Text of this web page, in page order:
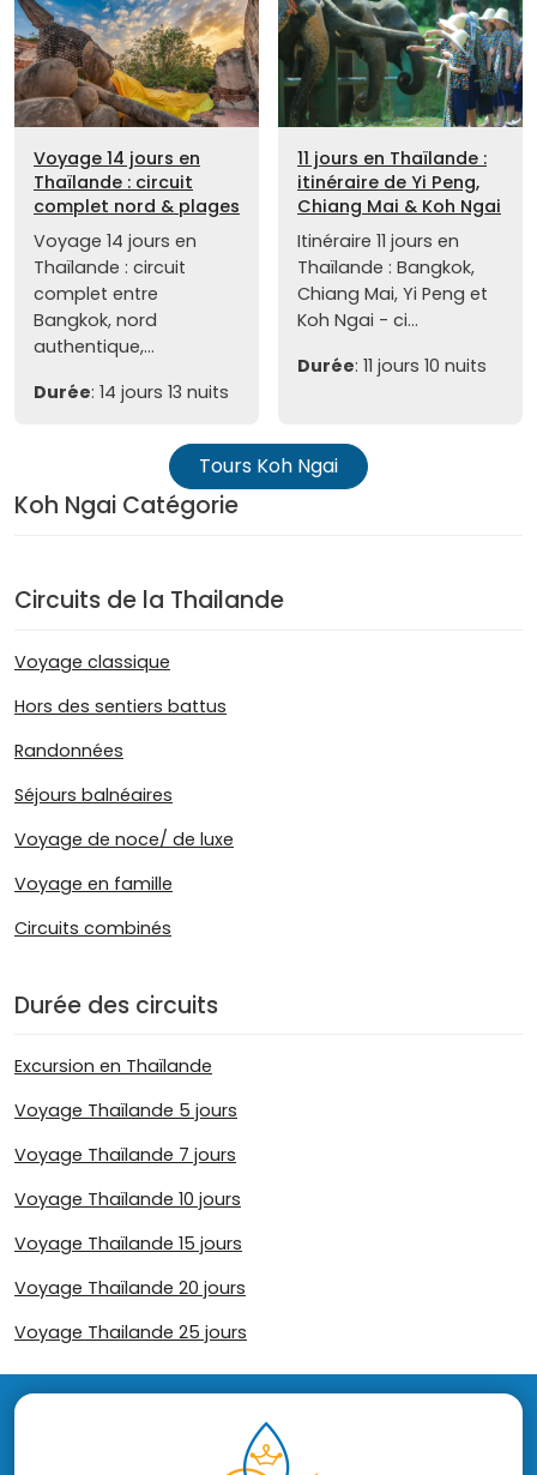
Voyage 14 jours en
Thaïlande : circuit
complet nord & plages
Voyage 14 jours en
Thaïlande : circuit
complet entre
Bangkok, nord
authentique,...
Durée: 14 jours 13 nuits
11 jours en Thaïlande :
itinéraire de Yi Peng,
Chiang Mai & Koh Ngai
Itinéraire 11 jours en
Thaïlande : Bangkok,
Chiang Mai, Yi Peng et
Koh Ngai - ci...
Durée: 11 jours 10 nuits
Tours Koh Ngai
Koh Ngai Catégorie
Circuits de la Thailande
Voyage classique
Hors des sentiers battus
Randonnées
Séjours balnéaires
Voyage de noce/ de luxe
Voyage en famille
Circuits combinés
Durée des circuits
Excursion en Thaïlande
Voyage Thaïlande 5 jours
Voyage Thaïlande 7 jours
Voyage Thaïlande 10 jours
Voyage Thaïlande 15 jours
Voyage Thaïlande 20 jours
Voyage Thailande 25 jours